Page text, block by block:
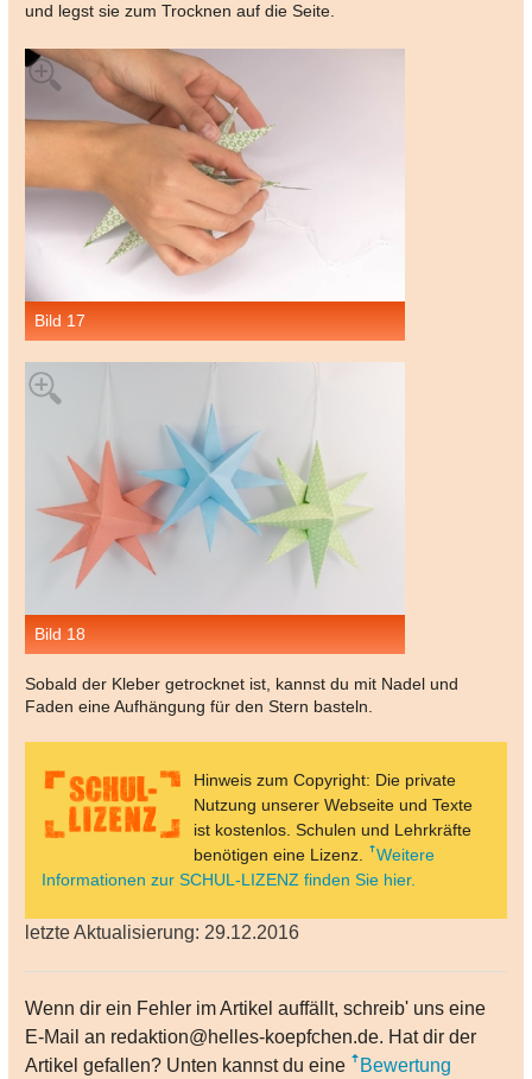
und legst sie zum Trocknen auf die Seite.
Bild 17
Bild 18
Sobald der Kleber getrocknet ist, kannst du mit Nadel und
Faden eine Aufhängung für den Stern basteln.
Hinweis zum Copyright: Die private
Nutzung unserer Webseite und Texte
ist kostenlos. Schulen und Lehrkräfte
benötigen eine Lizenz.
Weitere
Informationen zur SCHUL-LIZENZ finden Sie hier.
letzte Aktualisierung: 29.12.2016
Wenn dir ein Fehler im Artikel auffällt, schreib' uns eine
E-Mail an redaktion@helles-koepfchen.de. Hat dir der
Artikel gefallen? Unten kannst du eine
Bewertung